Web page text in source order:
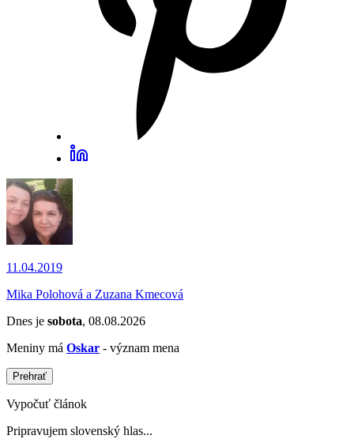
11.04.2019
Mika Polohová a Zuzana Kmecová
Dnes je sobota, 08.08.2026
Meniny má Oskar - význam mena
Prehrať
Vypočuť článok
Pripravujem slovenský hlas...